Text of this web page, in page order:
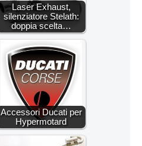
Laser Exhaust,
silenziatore Stelath:
doppia scelta…
Accessori Ducati per
Hypermotard